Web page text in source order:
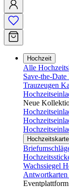
Hochzeit
Alle
Save-the-Date
Trauzeugen
Neue
Wachssiegel
Eventplattform